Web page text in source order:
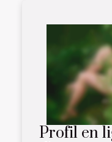
Profil en